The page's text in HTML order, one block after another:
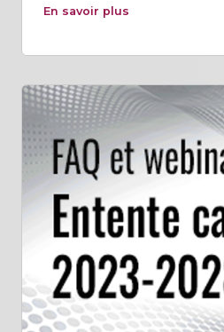
En savoir plus